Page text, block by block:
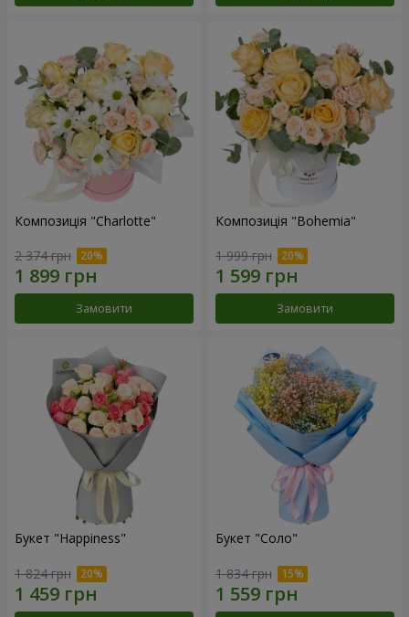
Композиція "Charlotte"
2 374 грн
Замовити
Композиція "Bohemia"
1 999 грн
Замовити
Букет "Happiness"
1 824 грн
Букет "Соло"
1 834 грн